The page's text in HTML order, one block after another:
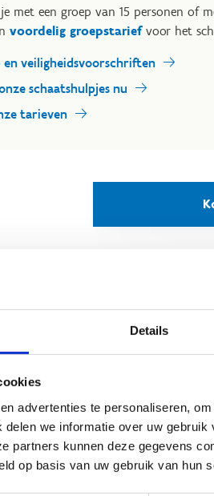
Details
advertenties te personaliseren,
we informatie over uw
partners kunnen deze gegevens
op basis van uw gebruik van hun
met een groep van 15 personen of
voordelig groepstariefvoor het
en veiligheidsvoorschriften
schaatshulpjes nu
tarieven
om je kaart op te halen en
te veroveren.
1 jaar vanaf aankoop
toegang tot alle ijsbanen van